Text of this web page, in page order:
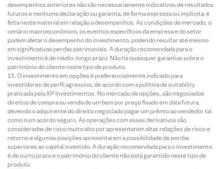
desempenhos anteriores não são necessariamente indicativos de resultados
futuros e nenhuma declaração ou garantia, de forma expressa ou implícita, é
feita neste material em relação a desempenhos. As condições de mercado, o
cenário macroeconômico, os eventos específicos da empresa e do setor
podem afetar o desempenho do investimento, podendo resultar até mesmo
em significativas perdas patrimoniais. A duração recomendada para o
investimento é de médio-longo prazo. Não há quaisquer garantias sobre o
patrimônio do cliente neste tipo de produto.
O investimento em opções é preferencialmente indicado para
investidores de perfil agressivo, de acordo com a política de suitability
praticada pela XP Investimentos. No mercado de opções, são negociados
direitos de compra ou venda de um bem por preço fixado em data futura,
devendo o adquirente do direito negociado pagar um prêmio ao vendedor tal
como num acordo seguro. As operações com esses derivativos são
consideradas de risco muito alto por apresentarem altas relações de risco e
retorno e algumas posições apresentarem a possibilidade de perdas
superiores ao capital investido. A duração recomendada para o investimento
é de curto prazo e o patrimônio do cliente não está garantido neste tipo de
produto.